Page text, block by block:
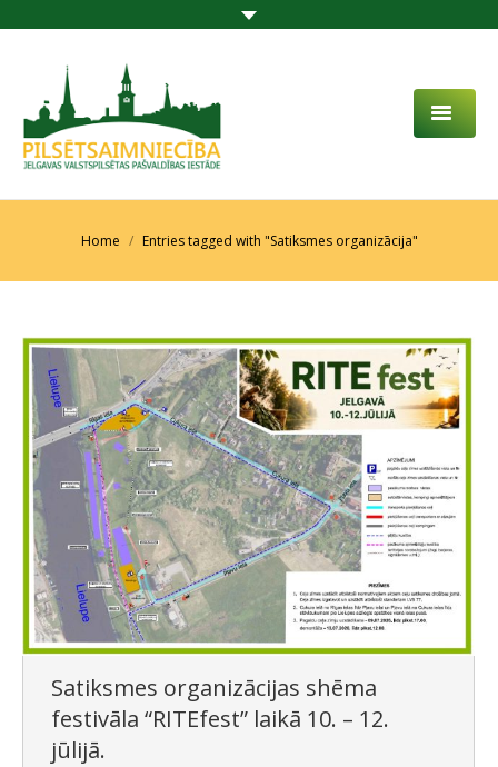
PAR MUMS
PAKALPOJUMI
SABIEDRĪBAS LĪDZDALĪBA
KONTAKTI
SAZIŅA
You are here:
Home Entries tagged with "Satiksmes organizācija"
Satiksmes organizācijas shēma
festivāla “RITEfest” laikā 10. – 12.
jūlijā.